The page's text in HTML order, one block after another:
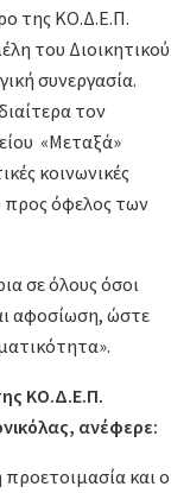
της ΚΟ.Δ.Ε.Π.
του Διοικητικού
συνεργασία.
τον
«Μεταξά»
κοινωνικές
προς όφελος των
σε όλους όσοι
αφοσίωση, ώστε
ΚΟ.Δ.Ε.Π.
ανέφερε:
και ο